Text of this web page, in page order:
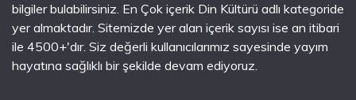
bilgiler bulabilirsiniz. En Çok içerik Din Kültürü adlı kategoride
yer almaktadır. Sitemizde yer alan içerik sayısı ise an itibari
ile 4500+'dır. Siz değerli kullanıcılarımız sayesinde yayım
hayatına sağlıklı bir şekilde devam ediyoruz.